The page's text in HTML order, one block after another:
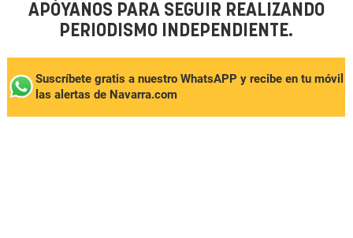
APÓYANOS PARA SEGUIR REALIZANDO
PERIODISMO INDEPENDIENTE.
Suscríbete gratis a nuestro WhatsAPP y recibe en tu móvil
las alertas de Navarra.com